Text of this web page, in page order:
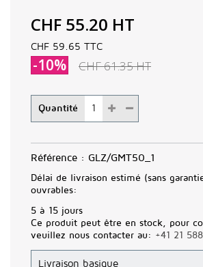
Quantité
CHF 55.20 HT
CHF 59.65 TTC
-10% CHF 61.35HT
Référence : GLZ/GMT50_1
Délai de livraison estimé (sans
ouvrables:
5 à 15 jours
Ce produit peut être en stock, pour
veuillez nous contacter au: +41 21